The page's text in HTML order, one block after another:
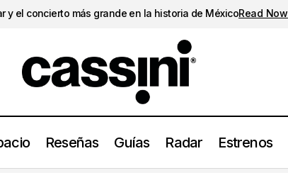
y el concierto más grande en la historia de MéxicoRead Now
Reseñas Guías Radar Estrenos